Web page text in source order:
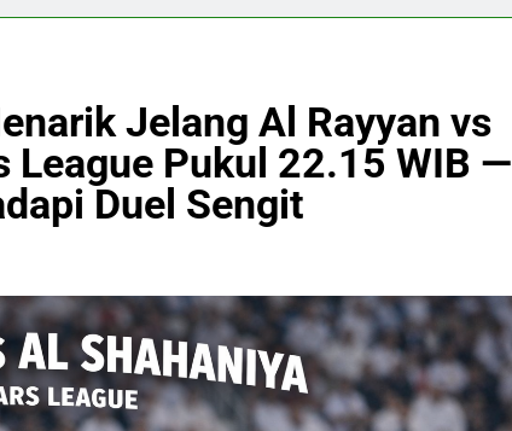
Jelang Al Rayyan vs
League Pukul 22.15 WIB —
Duel Sengit